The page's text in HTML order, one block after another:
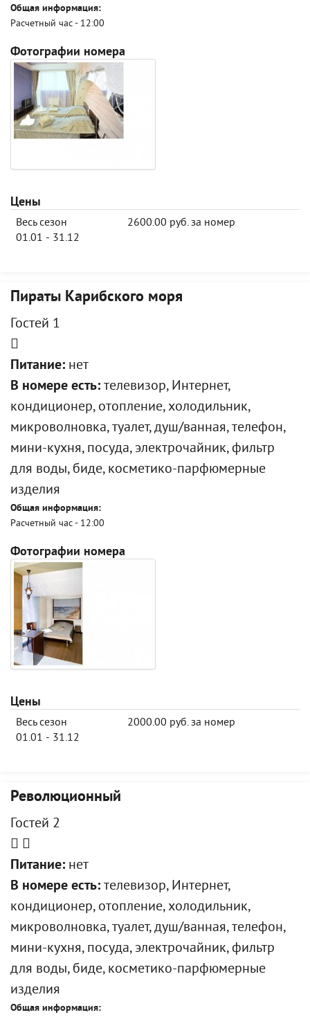
Общая информация:
Расчетный час - 12:00
Фотографии номера
Цены
Весь сезон
01.01 - 31.12
2600.00 руб. за номер
Пираты Карибского моря
Гостей 1
Питание: нет
В номере есть: телевизор, Интернет,
кондиционер, отопление, холодильник,
микроволновка, туалет, душ/ванная, телефон,
мини-кухня, посуда, электрочайник, фильтр
для воды, биде, косметико-парфюмерные
изделия
Общая информация:
Расчетный час - 12:00
Фотографии номера
Цены
Весь сезон
01.01 - 31.12
2000.00 руб. за номер
Революционный
Гостей 2
Питание: нет
В номере есть: телевизор, Интернет,
кондиционер, отопление, холодильник,
микроволновка, туалет, душ/ванная, телефон,
мини-кухня, посуда, электрочайник, фильтр
для воды, биде, косметико-парфюмерные
изделия
Общая информация: